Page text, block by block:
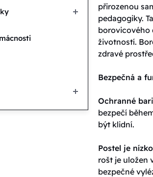
přirozenou
pedagogiky.
borovicového
životností.
zdravé
Bezpečná a
Ochranné
bezpečí
být klidní.
Postel je
rošt je uložen
bezpečné